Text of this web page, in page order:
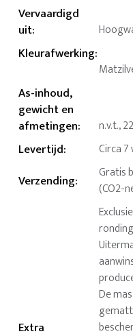
Vervaardigd
uit:
Kleurafwerking:
As-inhoud,
gewicht en
afmetingen: n.v.t.,
Levertijd: Circa
Verzending:
Gratis
(CO2-
Extra
De